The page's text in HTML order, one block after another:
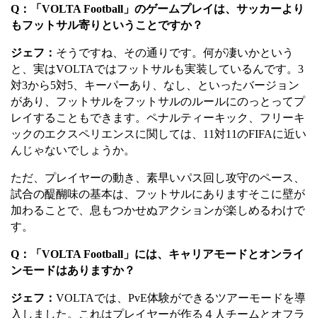
Q ： 「 VOLTA Football 」 のゲームプレイは、サッカーより
もフットサル寄りということですか？
ジェフ： そうですね、その通りです。何が凄いかという
と、実はVOLTAではフットサルも実装しているんです。 3
対3から5対5 、キーパーあり、なし、といったバージョン
があり、フットサルをフットサルのルールにのっとってプ
レイすることもできます。ペナルティーキック、フリーキ
ックのエクスペリエンスに関しては、 11対11のFIFAに近い
んじゃないでしょうか。
ただ、プレイヤーの動き、素早いパス回し攻守のペース、
試合の醍醐味の基本は、フットサルにありますそこに壁が
加わることで、息もつかせぬアクションが楽しめるわけで
す。
Q ： 「 VOLTA Football 」 には、キャリアモードとオンライ
ンモードはありますか？
ジェフ： VOLTAでは、 PvE体験ができるツアーモードを導
入しました。これはプレイヤーが作る４人チームとオフラ